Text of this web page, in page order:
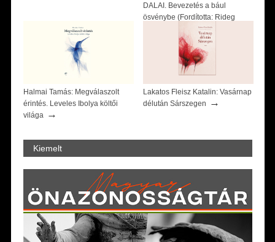
DALAI. Bevezetés a bául
ösvénybe (Fordította: Rideg
Halmai Tamás: Megválaszolt
érintés. Leveles Ibolya költői
világa→
Lakatos Fleisz Katalin: Vasárnap
délután Sárszegen
→
Kiemelt